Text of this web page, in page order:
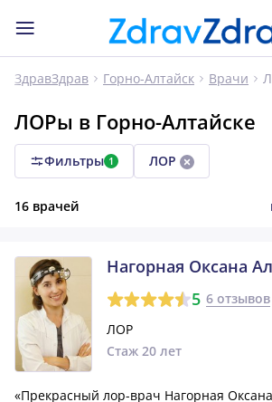
ЗдравЗдрав Горно-Алтайск Врачи
ЛОРы в Горно-Алтайске
Фильтры 1 ЛОР
16 врачей
Нагорная Оксана
5 6 отзывов
ЛОР
Стаж 20 лет
«Прекрасный лор-врач Нагорная